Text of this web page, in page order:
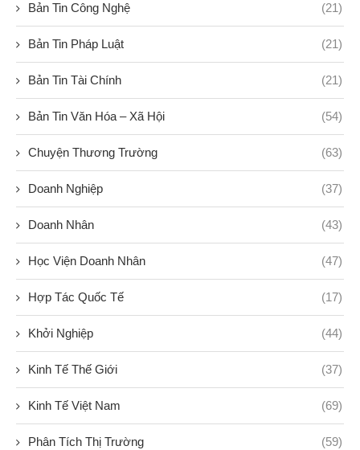
Bản Tin Công Nghệ (21)
Bản Tin Pháp Luật (21)
Bản Tin Tài Chính (21)
Bản Tin Văn Hóa – Xã Hội (54)
Chuyện Thương Trường (63)
Doanh Nghiệp (37)
Doanh Nhân (43)
Học Viện Doanh Nhân (47)
Hợp Tác Quốc Tế (17)
Khởi Nghiệp (44)
Kinh Tế Thế Giới (37)
Kinh Tế Việt Nam (69)
Phân Tích Thị Trường (59)